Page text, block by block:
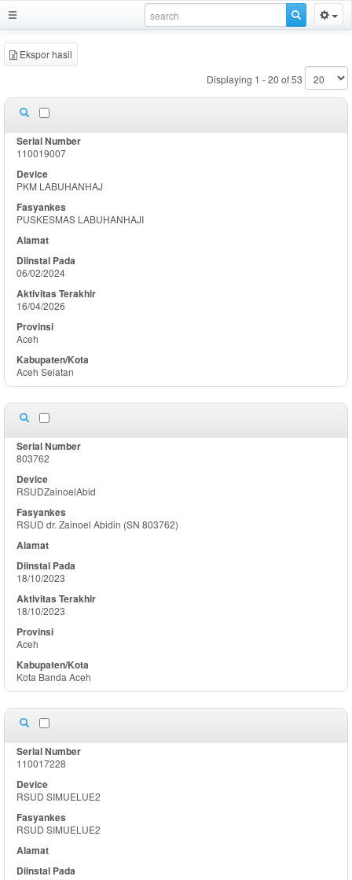
Ekspor hasil
Displaying 1 - 20 of 53
110019007
PKM LABUHANHAJ
PUSKESMAS LABUHANHAJI
06/02/2024
16/04/2026
Aceh
Aceh Selatan
803762
RSUDZainoelAbid
RSUD dr. Zainoel Abidin (SN 803762)
18/10/2023
18/10/2023
Aceh
Kota Banda Aceh
110017228
RSUD SIMUELUE2
RSUD SIMUELUE2